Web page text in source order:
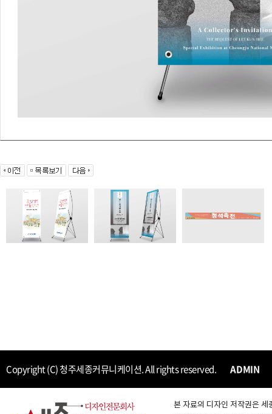
Copyright (C) 청주세종커뮤니케이션. All rights reserved. ADMIN